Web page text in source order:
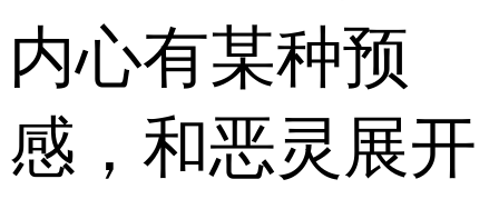
内心有某种预
感，和恶灵展开